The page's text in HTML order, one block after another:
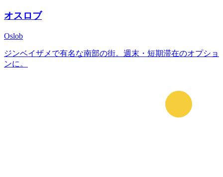
オスロブ
Oslob
ジンベイザメで有名な南部の街。週末・短期滞在のオプショ
ンに。